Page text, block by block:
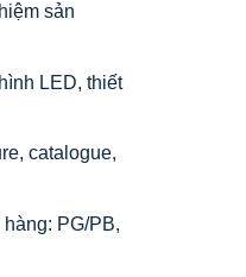
sản
LED, thiết
catalogue,
PG/PB,